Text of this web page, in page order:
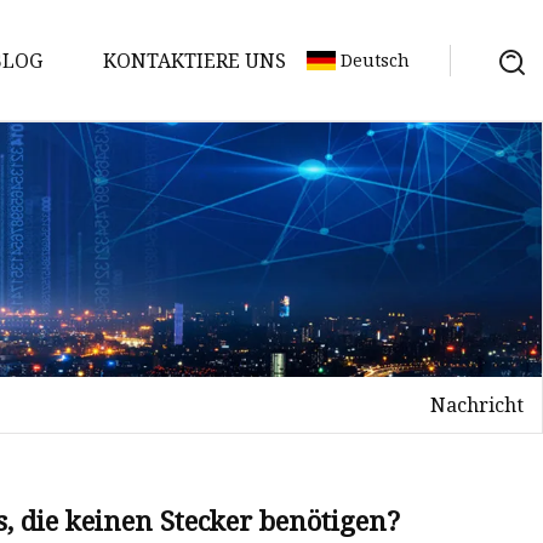
KONTAKTIERE UNS Deutsch
Nachricht
die keinen Stecker benötigen?